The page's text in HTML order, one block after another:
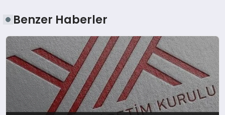
Benzer Haberler